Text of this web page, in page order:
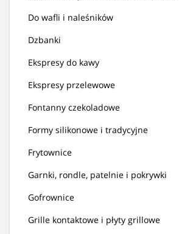
Do wafli i naleśników
Dzbanki
Ekspresy do kawy
Ekspresy przelewowe
Fontanny czekoladowe
Formy silikonowe i tradycyjne
Frytownice
Garnki, rondle, patelnie i pokrywki
Gofrownice
Grille kontaktowe i płyty grillowe